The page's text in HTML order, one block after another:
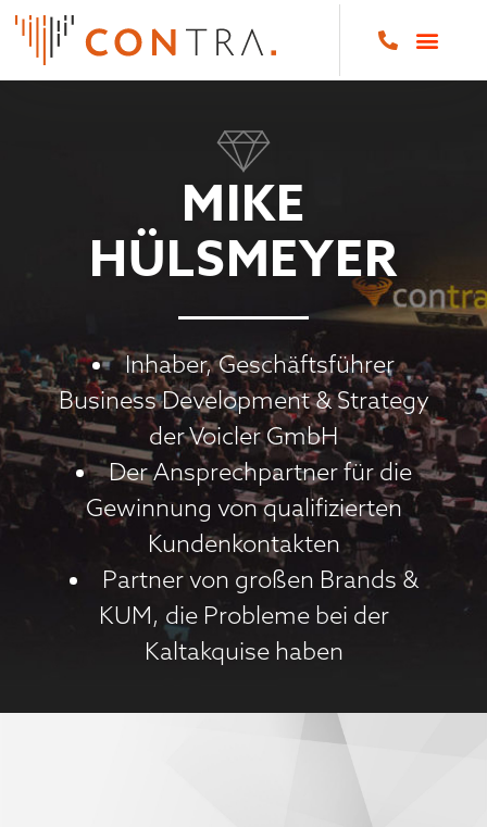
MIKE
HÜLSMEYER
Inhaber, Geschäftsführer
Business Development & Strategy
der Voicler GmbH
Der Ansprechpartner für die
Gewinnung von qualifizierten
Kundenkontakten
Partner von großen Brands &
KUM, die Probleme bei der
Kaltakquise haben